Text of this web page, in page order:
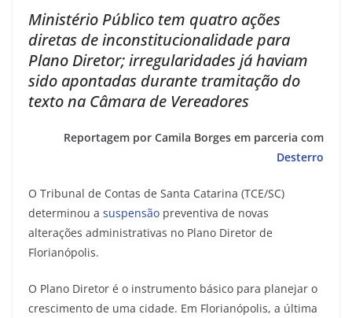
Ministério Público tem quatro ações
diretas de inconstitucionalidade para
Plano Diretor; irregularidades já haviam
sido apontadas durante tramitação do
texto na Câmara de Vereadores
Reportagem por Camila Borges em parceria com
Desterro
O Tribunal de Contas de Santa Catarina (TCE/SC)
determinou a suspensão preventiva de novas
alterações administrativas no Plano Diretor de
Florianópolis.
O Plano Diretor é o instrumento básico para planejar o
crescimento de uma cidade. Em Florianópolis, a última